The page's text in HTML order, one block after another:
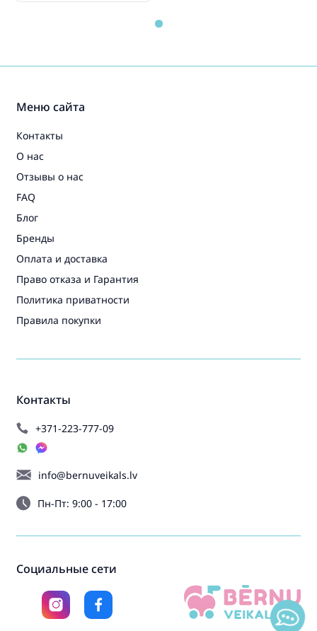
Контакты
+371-223-777-09
info@bernuveikals.lv
Пн-Пт: 9:00 - 17:00
Меню сайта
Контакты
О нас
Отзывы о нас
FAQ
Блог
Бренды
Оплата и доставка
Право отказа и Гарантия
Политика приватности
Правила покупки
Социальные сети